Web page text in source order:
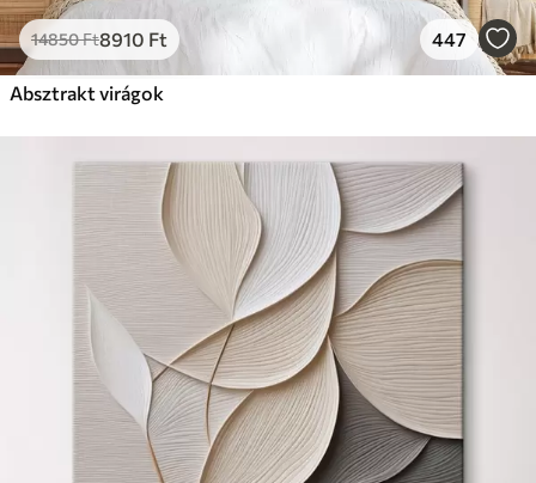
14850Ft8910 Ft 447
Absztrakt virágok